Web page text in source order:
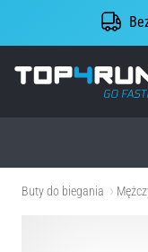
Buty do biegania